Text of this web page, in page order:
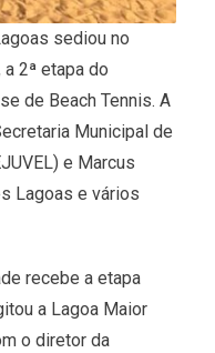
sediou no
2ª etapa do
de Beach Tennis. A
Municipal de
e Marcus
Lagoas e vários
recebe a etapa
a Lagoa Maior
o diretor da